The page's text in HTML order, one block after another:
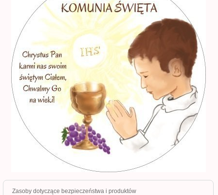
Zasoby dotyczące bezpieczeństwa i produktów